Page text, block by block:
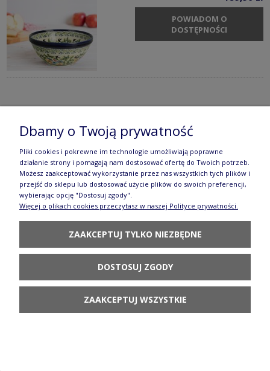
POWIADOM O
DOSTĘPNOŚCI
GU971DEKDU182
DO KOSZYKA
Taca dł. 33,4 cm Bolesławiec GU1282DEKDU182
POWIADOM O
Dbamy o Twoją prywatność
Pliki cookies i pokrewne im technologie umożliwiają poprawne
działanie strony i pomagają nam dostosować ofertę do Twoich potrzeb.
Możesz zaakceptować wykorzystanie przez nas wszystkich tych plików i
przejść do sklepu lub dostosować użycie plików do swoich preferencji,
wybierając opcję "Dostosuj zgody".
Więcej o plikach cookies przeczytasz w naszej Polityce prywatności.
ZAAKCEPTUJ TYLKO NIEZBĘDNE
DOSTOSUJ ZGODY
ZAAKCEPTUJ WSZYSTKIE